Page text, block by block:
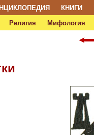
КНИГИ
Религия Мифология